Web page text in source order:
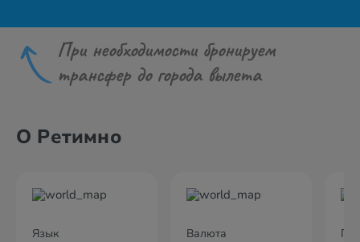
При необходимости бронируем
трансфер до города вылета
О Ретимно
Язык Валюта